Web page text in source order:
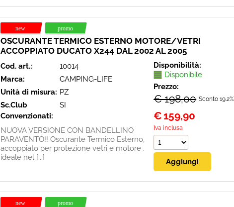
OSCURANTE TERMICO ESTERNO MOTORE/VETRI
ACCOPPIATO DUCATO X244 DAL 2002 AL 2005
Cod. art.:
10014
Marca:
CAMPING-LIFE
Unità di misura: PZ
Sc.Club
Convenzionati:
SI
NUOVA VERSIONE CON BANDELLINO
PARAVENTO!! Oscurante Termico Esterno,
accoppiato per protezione vetri e motore .
ideale nel [...]
Disponibilità:
Disponibile
Prezzo:
€ 198,00 Sconto 19.2%
€ 159,90
Iva inclusa